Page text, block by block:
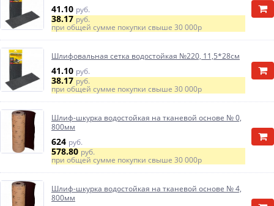
41.10 руб.
38.17руб.
при общей сумме покупки свыше 30 000р
Шлифовальная сетка водостойкая №220, 11,5*28см
41.10 руб.
38.17руб.
при общей сумме покупки свыше 30 000р
Шлиф-шкурка водостойкая на тканевой основе № 0,
800мм
624 руб.
578.80руб.
при общей сумме покупки свыше 30 000р
Шлиф-шкурка водостойкая на тканевой основе № 4,
800мм